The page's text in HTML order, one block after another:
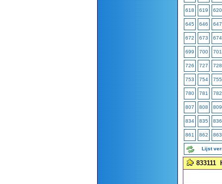
618 619 620
645 646 647
672 673 674
699 700 701
726 727 728
753 754 755
780 781 782
807 808 809
834 835 836
861 862 863
Lijst
833111